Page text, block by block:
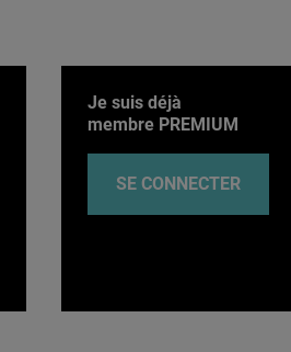
Je suis déjà
membre PREMIUM
SE CONNECTER